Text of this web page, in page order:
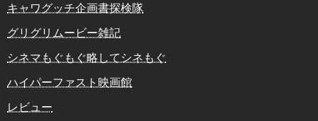
キャワグッチ企画書探検隊
グリグリムービー雑記
シネマもぐもぐ略してシネもぐ
ハイパーファスト映画館
レビュー